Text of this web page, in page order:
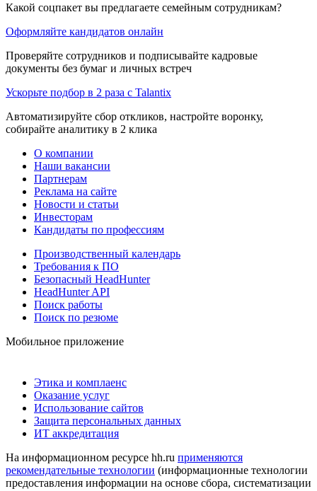
Какой соцпакет вы предлагаете семейным сотрудникам?
Оформляйте кандидатов онлайн
Проверяйте сотрудников и подписывайте кадровые
документы без бумаг и личных встреч
Ускорьте подбор в 2 раза с Talantix
Автоматизируйте сбор откликов, настройте воронку,
собирайте аналитику в 2 клика
О компании
Наши вакансии
Партнерам
Реклама на сайте
Новости и статьи
Инвесторам
Кандидаты по профессиям
Производственный календарь
Требования к ПО
Безопасный HeadHunter
HeadHunter API
Поиск работы
Поиск по резюме
Мобильное приложение
Этика и комплаенс
Оказание услуг
Использование сайтов
Защита персональных данных
ИТ аккредитация
На информационном ресурсе hh.ru применяются
рекомендательные технологии (информационные технологии
предоставления информации на основе сбора, систематизации